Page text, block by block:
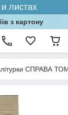
листах
з картону
СПРАВА